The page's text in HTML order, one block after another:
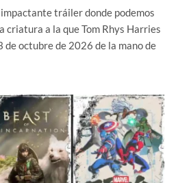
tráiler donde podemos
criatura a la que Tom Rhys Harries
de octubre de 2026 de la mano de